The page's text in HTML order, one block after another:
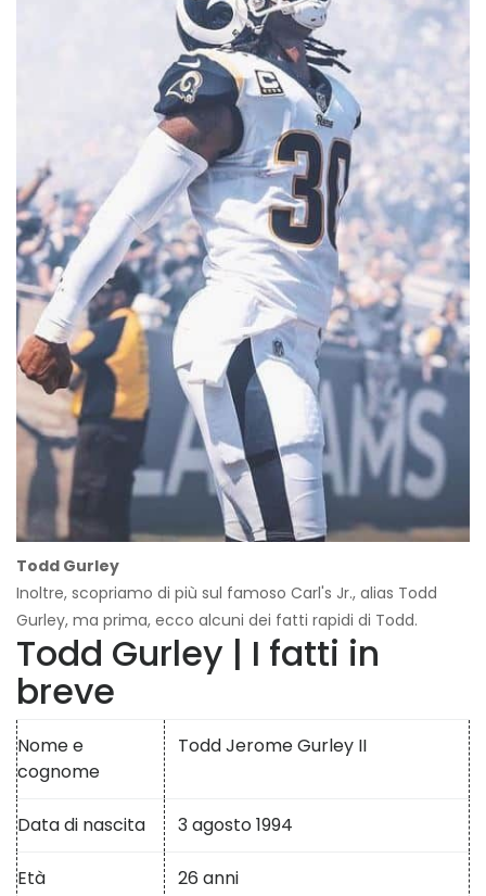
Todd Gurley
Inoltre, scopriamo di più sul famoso Carl's Jr., alias Todd
Gurley, ma prima, ecco alcuni dei fatti rapidi di Todd.
Todd Gurley | I fatti in
breve
Nome e
cognome
Todd Jerome Gurley II
Data di nascita 3 agosto 1994
Età 26 anni